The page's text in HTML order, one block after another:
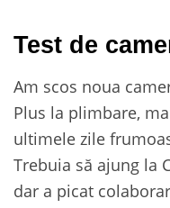
Test de
Am scos noua
Plus la plimbare,
ultimele zile
Trebuia să ajung la
dar a picat